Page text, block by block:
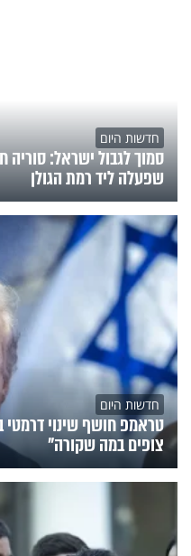
חדשות היום
סמוך לגבול ישראל:
שפעלה ליד רמת הגולן
חדשות היום
טראמפ חושף שינוי
צופים במה שקורה"